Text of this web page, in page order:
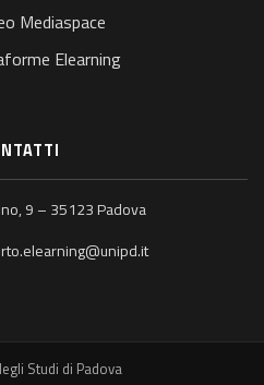
Mediaspace
Elearning
9 – 35123 Padova
Studi di Padova